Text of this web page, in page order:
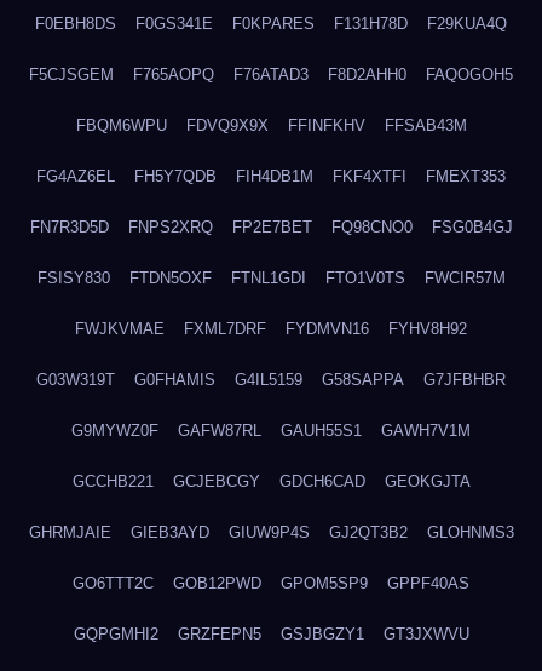
F0EBH8DS F0GS341E F0KPARES F131H78D F29KUA4Q
F5CJSGEM F765AOPQ F76ATAD3 F8D2AHH0 FAQOGOH5
FBQM6WPU FDVQ9X9X FFINFKHV FFSAB43M
FG4AZ6EL FH5Y7QDB FIH4DB1M FKF4XTFI FMEXT353
FN7R3D5D FNPS2XRQ FP2E7BET FQ98CNO0 FSG0B4GJ
FSISY830 FTDN5OXF FTNL1GDI FTO1V0TS FWCIR57M
FWJKVMAE FXML7DRF FYDMVN16 FYHV8H92
G03W319T G0FHAMIS G4IL5159 G58SAPPA G7JFBHBR
G9MYWZ0F GAFW87RL GAUH55S1 GAWH7V1M
GCCHB221 GCJEBCGY GDCH6CAD GEOKGJTA
GHRMJAIE GIEB3AYD GIUW9P4S GJ2QT3B2 GLOHNMS3
GO6TTT2C GOB12PWD GPOM5SP9 GPPF40AS
GQPGMHI2 GRZFEPN5 GSJBGZY1 GT3JXWVU